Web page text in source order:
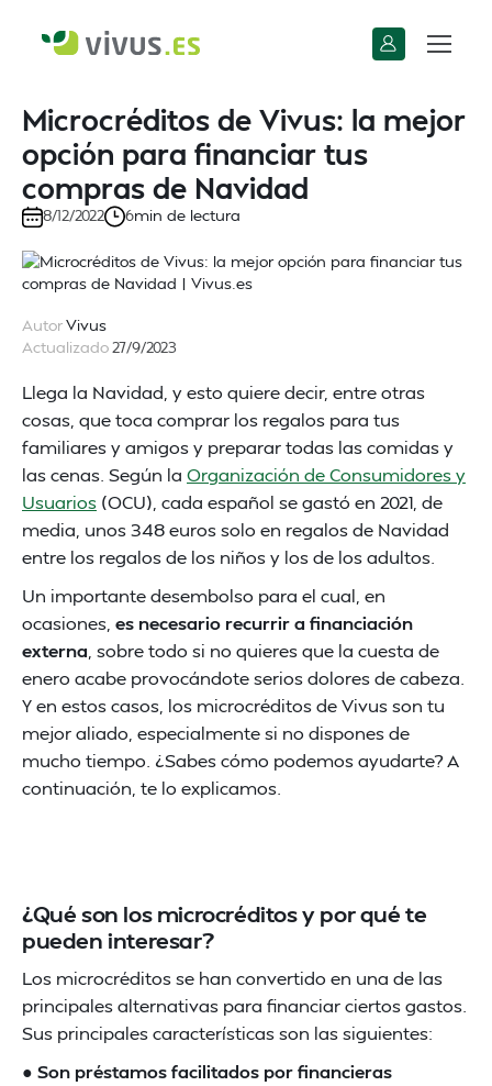
Microcréditos de Vivus: la mejor
opción para financiar tus
compras de Navidad
8/12/2022 6min de lectura
AutorVivus
Actualizado27/9/2023
Llega la Navidad, y esto quiere decir, entre otras
cosas, que toca comprar los regalos para tus
familiares y amigos y preparar todas las comidas y
las cenas. Según la Organización de Consumidores y
Usuarios (OCU), cada español se gastó en 2021, de
media, unos 348 euros solo en regalos de Navidad
entre los regalos de los niños y los de los adultos.
Un importante desembolso para el cual, en
ocasiones, es necesario recurrir a financiación
externa , sobre todo si no quieres que la cuesta de
enero acabe provocándote serios dolores de cabeza.
Y en estos casos, los microcréditos de Vivus son tu
mejor aliado, especialmente si no dispones de
mucho tiempo. ¿Sabes cómo podemos ayudarte? A
continuación, te lo explicamos.
¿Qué son los microcréditos y por qué te
pueden interesar?
Los microcréditos se han convertido en una de las
principales alternativas para financiar ciertos gastos.
Sus principales características son las siguientes:
● Son préstamos facilitados por financieras